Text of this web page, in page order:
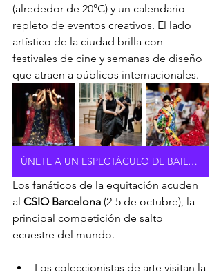
(alrededor de 20°C) y un calendario
repleto de eventos creativos. El lado
artístico de la ciudad brilla con
festivales de cine y semanas de diseño
que atraen a públicos internacionales.
ÚNETE A UN ESPECTÁCULO DE BAILE FLAMENCO
Los fanáticos de la equitación acuden
al CSIO Barcelona (2-5 de octubre), la
principal competición de salto
ecuestre del mundo.
Los coleccionistas de arte visitan la